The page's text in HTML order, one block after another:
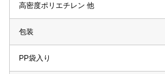
高密度ポリエチレン 他
包装
PP袋入り